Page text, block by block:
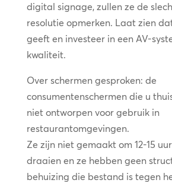
digital signage, zullen ze de
resolutie opmerken. Laat zien
geeft en investeer in een AV-
kwaliteit.
Over schermen gesproken: de
consumentenschermen die u
niet ontworpen voor gebruik in
restaurantomgevingen.
Ze zijn niet gemaakt om 12-15
draaien en ze hebben geen
behuizing die bestand is tegen